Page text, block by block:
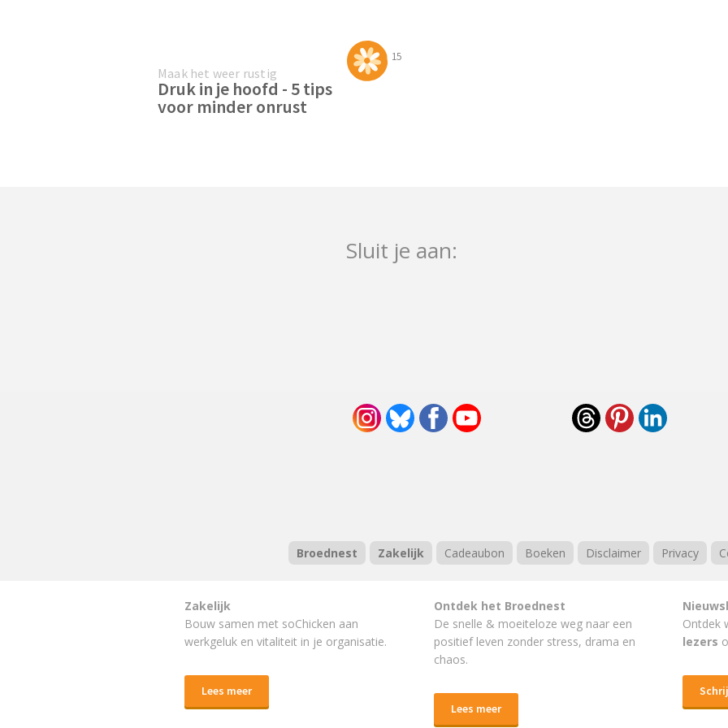
15
Maak het weer rustig
Druk in je hoofd - 5 tips
voor minder onrust
Sluit je aan:
Broednest Zakelijk Cadeaubon Boeken Disclaimer Privacy
Zakelijk
Bouw samen met soChicken aan
werkgeluk en vitaliteit in je organisatie.
Lees meer
Ontdek het Broednest
De snelle & moeiteloze weg naar een
positief leven zonder stress, drama en
chaos.
Lees meer
Ontdek
lezers